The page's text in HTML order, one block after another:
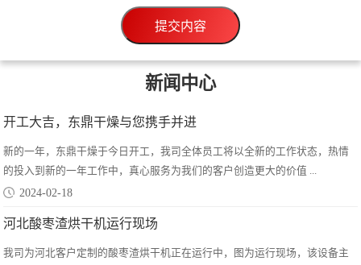
项目详情
提交内容
新闻中心
开工大吉，东鼎干燥与您携手并进
新的一年，东鼎干燥于今日开工，我司全体员工将以全新的工作状态，热情
的投入到新的一年工作中，真心服务为我们的客户创造更大的价值 ...
2024-02-18
河北酸枣渣烘干机运行现场
我司为河北客户定制的酸枣渣烘干机正在运行中，图为运行现场，该设备主